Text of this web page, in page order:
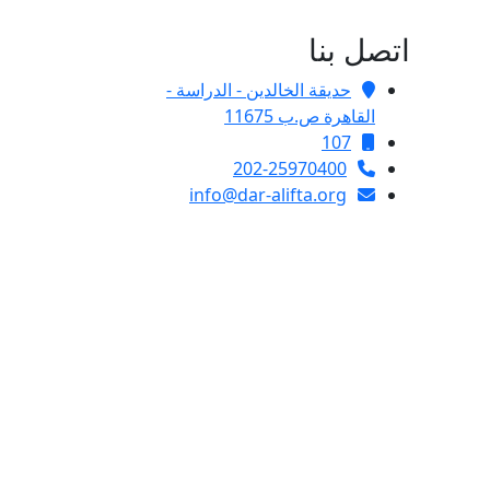
اتصل بنا
حديقة الخالدين - الدراسة -
القاهرة ص.ب 11675
107
202-25970400
info@dar-alifta.org